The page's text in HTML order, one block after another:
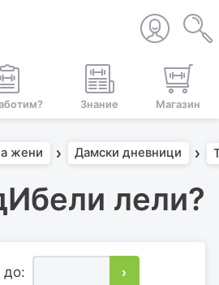
Знание Магазин
жени Дамски дневници
лели?
до: ›